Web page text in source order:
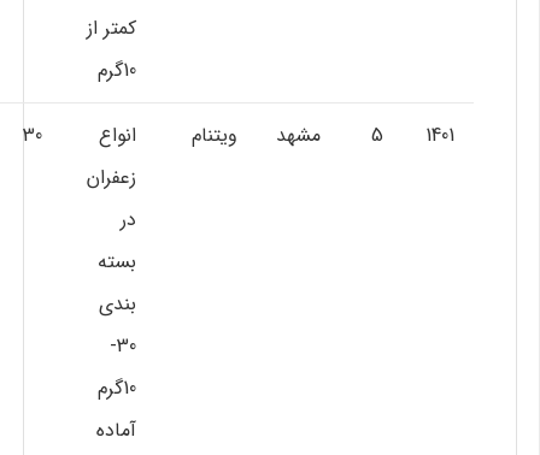
كمتر از
10گرم
1401
5 مشهد ويتنام
انواع
زعفران
در
بسته
بندي
30-
10گرم
آماده
30